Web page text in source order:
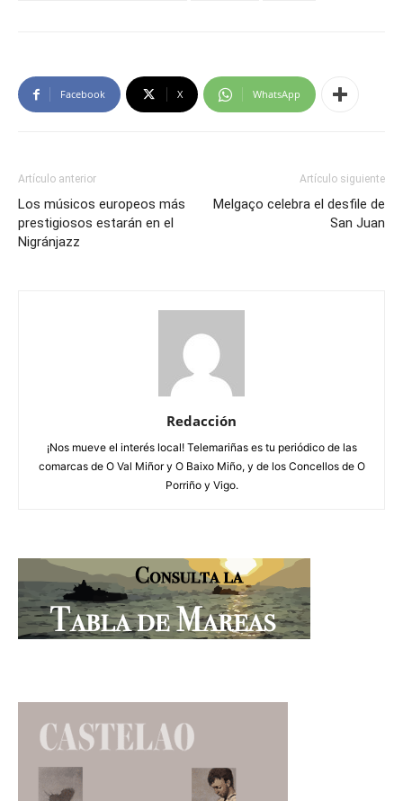
Facebook X WhatsApp
Artículo anterior
Los músicos europeos más
prestigiosos estarán en el
Nigránjazz
Artículo siguiente
Melgaço celebra el desfile de
San Juan
Redacción
¡Nos mueve el interés local! Telemariñas es tu periódico de las
comarcas de O Val Miñor y O Baixo Miño, y de los Concellos de O
Porriño y Vigo.